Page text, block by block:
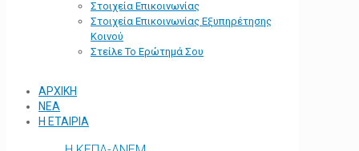
Στοιχεία Επικοινωνίας
Στοιχεία Επικοινωνίας Εξυπηρέτησης
Κοινού
Στείλε Το Ερώτημά Σου
ΑΡΧΙΚΗ
ΝΕΑ
Η ΕΤΑΙΡΙΑ